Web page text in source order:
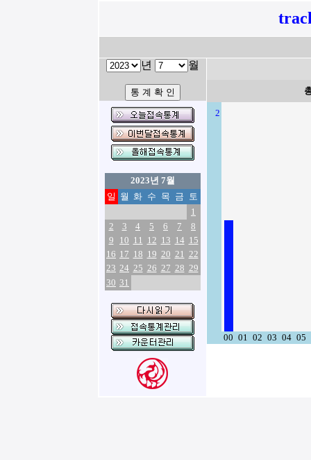
년 월
2023년 7월
일 월 화 수 목 금 토
1
2
3 4 5 6 7
8
9
10 11 12 13 14 15
16 17 18 19 20 21 22
23 24 25 26 27 28 29
30 31
2
00 01 02 03 04 05